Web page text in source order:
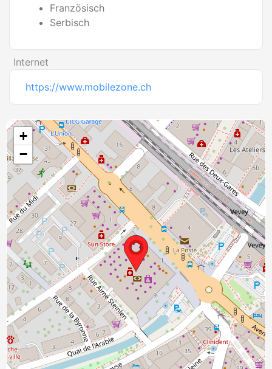
Französisch
Serbisch
Internet
https://www.mobilezone.ch
+
−